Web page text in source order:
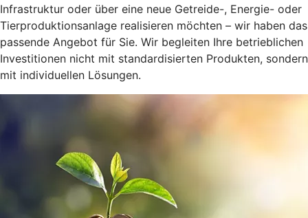
Infrastruktur oder über eine neue Getreide-, Energie- oder
Tierproduktionsanlage realisieren möchten – wir haben das
passende Angebot für Sie. Wir begleiten Ihre betrieblichen
Investitionen nicht mit standardisierten Produkten, sondern
mit individuellen Lösungen.